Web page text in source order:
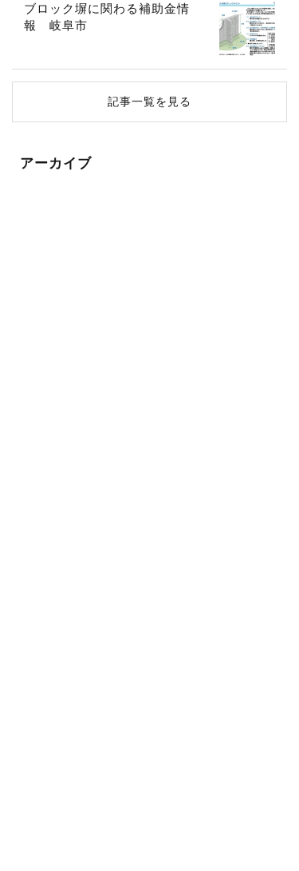
ブロック塀に関わる補助金情
報 岐阜市
記事一覧を見る
アーカイブ